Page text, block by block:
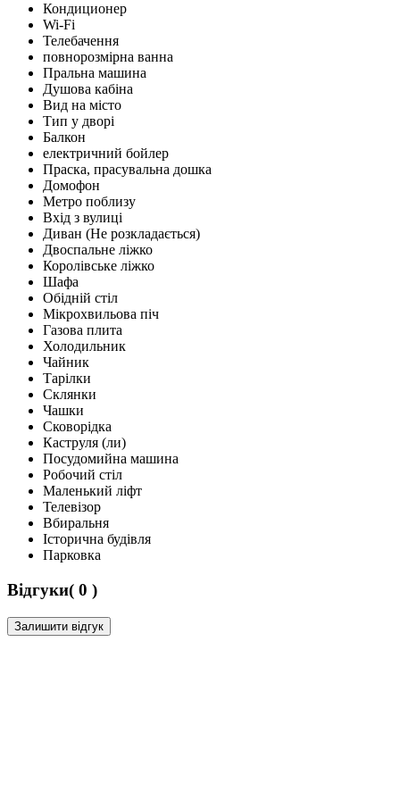
Кондиционер
Wi-Fi
Телебачення
повнорозмірна ванна
Пральна машина
Душова кабіна
Вид на місто
Тип у дворі
Балкон
електричний бойлер
Праска, прасувальна дошка
Домофон
Метро поблизу
Вхід з вулиці
Диван (Не розкладається)
Двоспальне ліжко
Королівське ліжко
Шафа
Обідній стіл
Мікрохвильова піч
Газова плита
Холодильник
Чайник
Тарілки
Склянки
Чашки
Сковорідка
Каструля (ли)
Посудомийна машина
Робочий стіл
Маленький ліфт
Телевізор
Вбиральня
Історична будівля
Парковка
Відгуки( 0 )
Залишити відгук